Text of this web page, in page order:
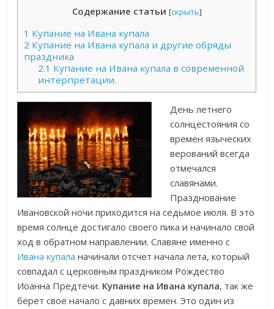
Содержание статьи [скрыть]
1 Купание на Ивана купала
2 Купание на Ивана купала и другие обряды
праздника
2.1 Купание на Ивана купала в современной
интерпретации.
День летнего
солнцестояния со
времен языческих
верований всегда
отмечался
славянами.
Празднование
Ивановской ночи приходится на седьмое июля. В это
время солнце достигало своего пика и начинало свой
ход в обратном направлении. Славяне именно с
Ивана купала начинали отсчет начала лета, который
совпадал с церковным праздником Рождество
Иоанна Предтечи. Купание на Ивана купала, так же
берет свое начало с давних времен. Это один из